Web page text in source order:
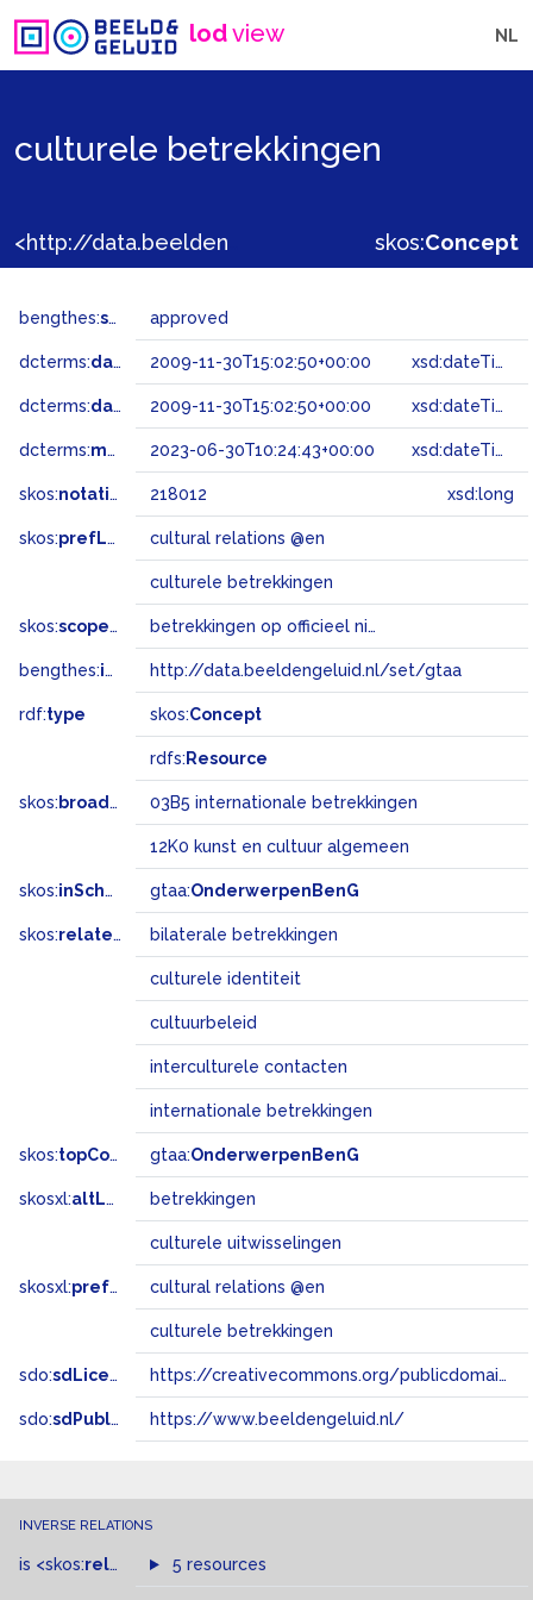
lodview NL
culturele betrekkingen
skos:Concept
bengthes:status approved
dcterms:dateAccepted 2009-11-30T15:02:50+00:00 xsd:dateTime
dcterms:dateSubmitted 2009-11-30T15:02:50+00:00 xsd:dateTime
dcterms:modified 2023-06-30T10:24:43+00:00 xsd:dateTime
skos:notation 218012 xsd:long
skos:prefLabel cultural relations @en
culturele betrekkingen
skos:scopeNote betrekkingen op officieel niveau of op landenniveau, bijv. voor culturele verdragen
bengthes:inSet http://data.beeldengeluid.nl/set/gtaa
rdf:type skos:Concept
rdfs: Resource
skos: broadMatch 03B5 internationale betrekkingen
12K0 kunst en cultuur algemeen
skos:inScheme gtaa:OnderwerpenBenG
skos:related bilaterale betrekkingen
culturele identiteit
cultuurbeleid
interculturele contacten
internationale betrekkingen
skos:topConceptOf gtaa:OnderwerpenBenG
skosxl:altLabel betrekkingen
culturele uitwisselingen
skosxl:prefLabel cultural relations @en
culturele betrekkingen
sdo:sdLicense https://creativecommons.org/publicdomain/zero/1.0/
sdo:sdPublisher https://www.beeldengeluid.nl/
INVERSE RELATIONS
is <skos:related > of
5 resources